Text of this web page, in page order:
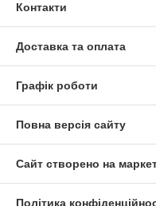
Контакти
Доставка та оплата
Графік роботи
Повна версія сайту
Сайт створено на
Політика